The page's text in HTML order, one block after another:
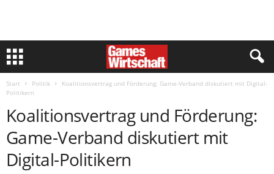
Start Politik
Koalitionsvertrag und Förderung: Game-Verband diskutiert mit Digital-
Politikern
Koalitionsvertrag und Förderung:
Game-Verband diskutiert mit
Digital-Politikern